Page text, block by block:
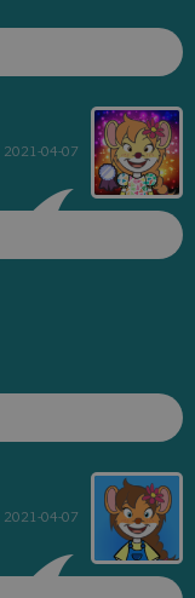
2021-04-07
2021-04-07